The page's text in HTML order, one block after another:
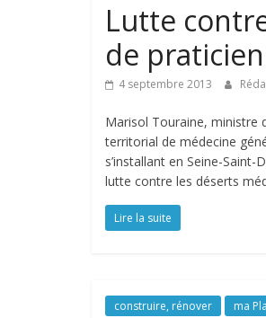
Lutte
de
4 septembre 2013
Marisol Touraine, ministre
territorial de médecine
s’installant en Seine-
lutte contre les déserts
Lire la suite
construire, rénover ma